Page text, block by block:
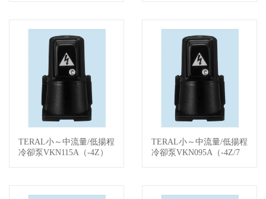
查看詳情
TERAL小～中流量/低揚程
冷卻泵VKN115A（-4Z）
查看詳情
TERAL小～中流量/低揚程
冷卻泵VKN095A（-4Z/7